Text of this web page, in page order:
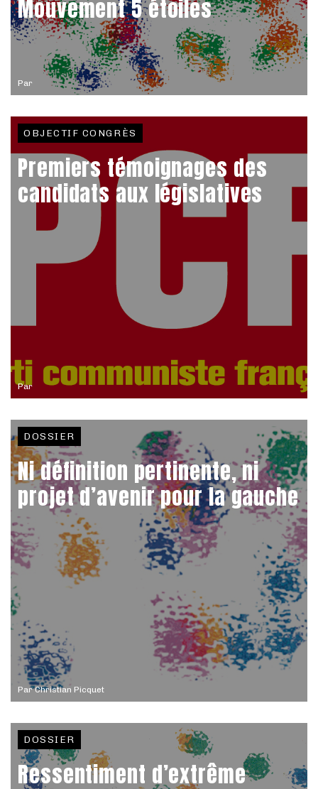
Par
Mouvement 5 étoiles
Par
OBJECTIF CONGRÈS
Premiers témoignages des
candidats aux législatives
ParChristian Picquet
DOSSIER
Ni définition pertinente, ni
projet d’avenir pour la gauche
DOSSIER
Ressentiment d’extrême